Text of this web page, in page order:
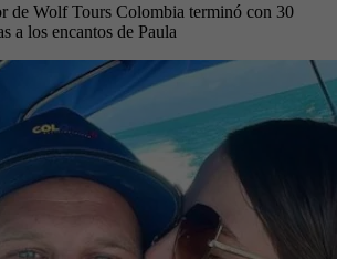
de Wolf Tours Colombia terminó con 30
a los encantos de Paula